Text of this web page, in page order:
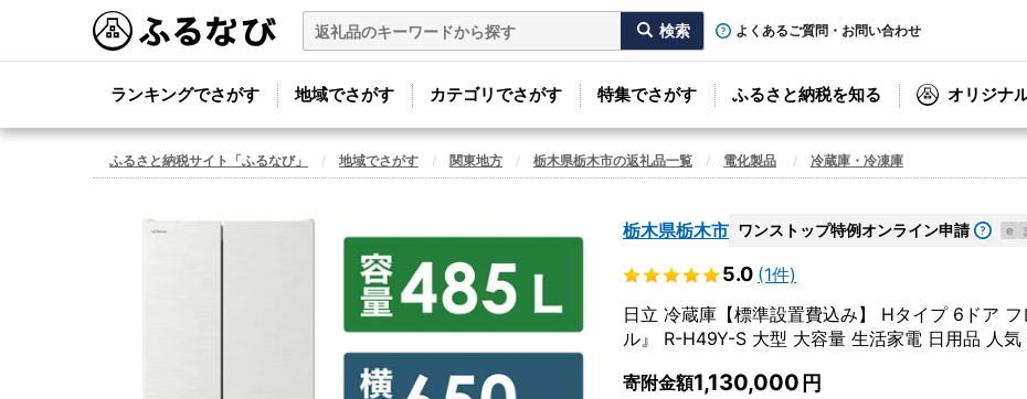
よくあるご質問・お問い合わせ
ランキングでさがす 地域でさがす カテゴリでさがす 特集でさがす ふるさと納税を知る オリジナ
ふるさと納税サイト「ふるなび」 地域でさがす 関東地方 栃木県栃木市の返礼品一覧 電化製品 冷蔵庫・冷凍庫
栃木県栃木市 ワンストップ特例オンライン申請 e
5.0 (1件)
日立 冷蔵庫【標準設置費込み】 Hタイプ 6ドア
ル』 R-H49Y-S 大型 大容量 生活家電 日用品 人気
寄附金額1,130,000